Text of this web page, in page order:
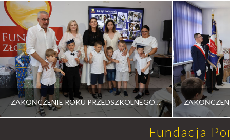
ZAKOŃCZENIE ROKU PRZEDSZKOLNEGO 2025/2026
Fundacja